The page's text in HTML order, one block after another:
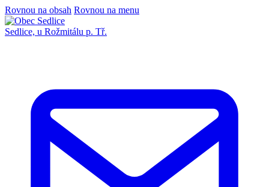
Rovnou na obsah Rovnou na menu
Sedlice, u Rožmitálu p. Tř.